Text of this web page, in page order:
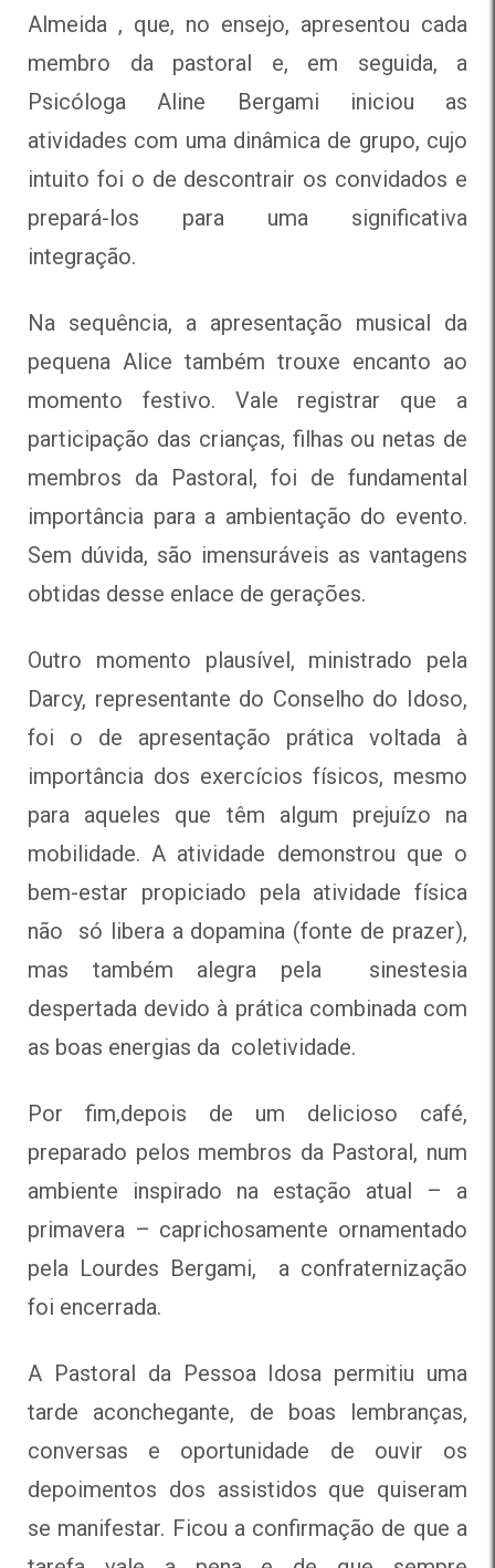
Almeida , que, no ensejo, apresentou cada
membro da pastoral e, em seguida, a
Psicóloga Aline Bergami iniciou as
atividades com uma dinâmica de grupo, cujo
intuito foi o de descontrair os convidados e
prepará-los para uma significativa
integração.
Na sequência, a apresentação musical da
pequena Alice também trouxe encanto ao
momento festivo. Vale registrar que a
participação das crianças, filhas ou netas de
membros da Pastoral, foi de fundamental
importância para a ambientação do evento.
Sem dúvida, são imensuráveis as vantagens
obtidas desse enlace de gerações.
Outro momento plausível, ministrado pela
Darcy, representante do Conselho do Idoso,
foi o de apresentação prática voltada à
importância dos exercícios físicos, mesmo
para aqueles que têm algum prejuízo na
mobilidade. A atividade demonstrou que o
bem-estar propiciado pela atividade física
não só libera a dopamina (fonte de prazer),
mas também alegra pela sinestesia
despertada devido à prática combinada com
as boas energias da coletividade.
Por fim,depois de um delicioso café,
preparado pelos membros da Pastoral, num
ambiente inspirado na estação atual – a
primavera – caprichosamente ornamentado
pela Lourdes Bergami, a confraternização
foi encerrada.
A Pastoral da Pessoa Idosa permitiu uma
tarde aconchegante, de boas lembranças,
conversas e oportunidade de ouvir os
depoimentos dos assistidos que quiseram
se manifestar. Ficou a confirmação de que a